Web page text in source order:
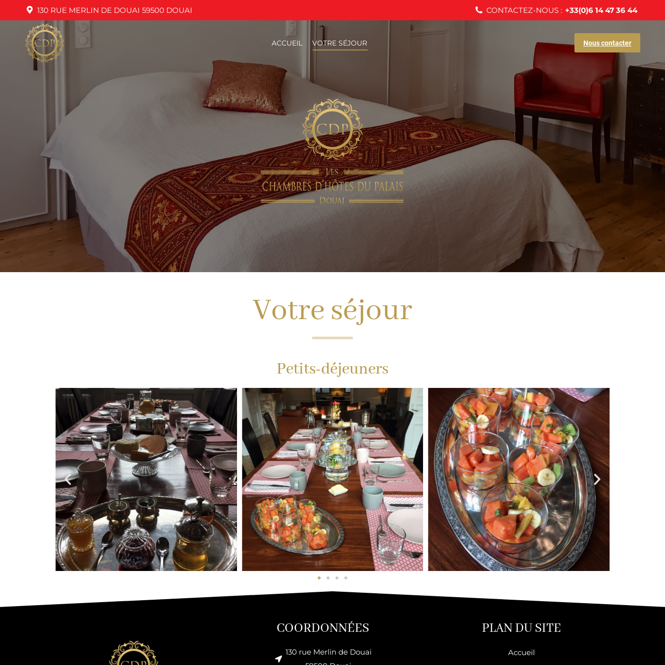
130 RUE MERLIN DE DOUAI 59500 DOUAI CONTACTEZ-NOUS : +33(0)6 14 47 36 44
ACCUEIL VOTRE SÉJOUR Nous contacter
Votre séjour
Petits-déjeuners
COORDONNÉES
130 rue Merlin de Douai
PLAN DU SITE​
Accueil
ACCUEIL VOTRE SÉJOUR Nous contacter